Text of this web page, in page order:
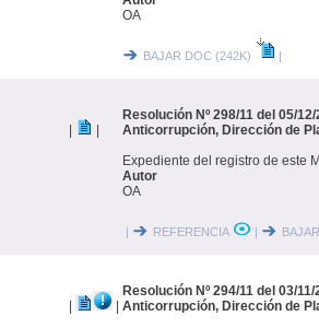
OA
BAJAR DOC (242K) |
Resolución Nº 298/11 del 05/
Anticorrupción, Dirección de
Expediente del registro de este
Autor
OA
| REFERENCIA |
Resolución Nº 294/11 del 03/
Anticorrupción, Dirección de